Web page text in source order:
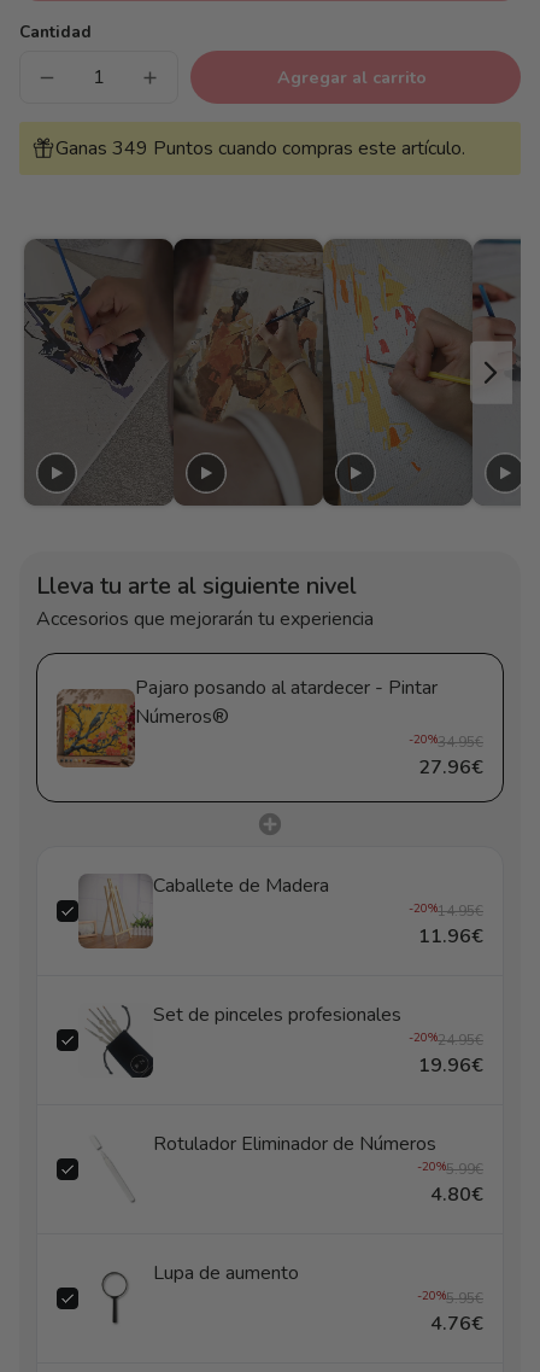
Cantidad
Reducir
para
Pajaro
posando
al
Números®
Aumentar
cantidad
para
Pajaro
posando
al
Números®
Agregar al carrito
Ganas 349 Puntos cuando compras este artículo.
Lleva tu arte al siguiente nivel
Accesorios que mejorarán tu experiencia
Pajaro posando al atardecer - Pintar
Números®
-20%34.95€
27.96€
Caballete de Madera
-20%14.95€
11.96€
Set de pinceles profesionales
-20%24.95€
19.96€
Rotulador Eliminador de Números
-20%5.99€
4.80€
Lupa de aumento
-20%5.95€
4.76€